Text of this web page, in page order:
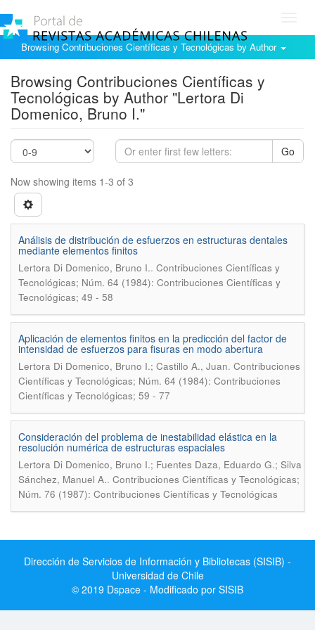
Browsing Contribuciones Científicas y Tecnológicas by Author
Browsing Contribuciones Científicas y
Tecnológicas by Author "Lertora Di
Domenico, Bruno I."
Go
Now showing items 1-3 of 3
Análisis de distribución de esfuerzos en estructuras dentales
mediante elementos finitos
Lertora Di Domenico, Bruno I.. Contribuciones Científicas y
Tecnológicas; Núm. 64 (1984): Contribuciones Científicas y
Tecnológicas; 49 - 58
Aplicación de elementos finitos en la predicción del factor de
intensidad de esfuerzos para fisuras en modo abertura
Lertora Di Domenico, Bruno I.; Castillo A., Juan. Contribuciones
Científicas y Tecnológicas; Núm. 64 (1984): Contribuciones
Científicas y Tecnológicas; 59 - 77
Consideración del problema de inestabilidad elástica en la
resolución numérica de estructuras espaciales
Lertora Di Domenico, Bruno I.; Fuentes Daza, Eduardo G.; Silva
Sánchez, Manuel A.. Contribuciones Científicas y Tecnológicas;
Núm. 76 (1987): Contribuciones Científicas y Tecnológicas
Dirección de Servicios de Información y Bibliotecas (SISIB) -
Universidad de Chile
© 2019 Dspace - Modificado por SISIB